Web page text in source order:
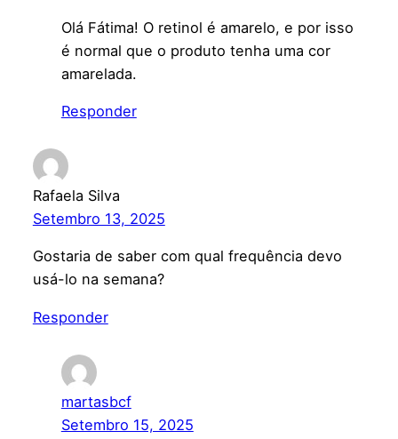
Olá Fátima! O retinol é amarelo, e por isso
é normal que o produto tenha uma cor
amarelada.
Responder
Rafaela Silva
Setembro 13, 2025
Gostaria de saber com qual frequência devo
usá-lo na semana?
Responder
martasbcf
Setembro 15, 2025